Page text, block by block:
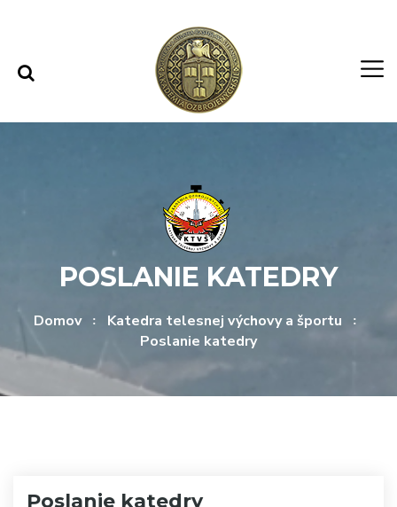
POSLANIE KATEDRY
Domov
Katedra telesnej výchovy a športu
Poslanie katedry
Poslanie katedry